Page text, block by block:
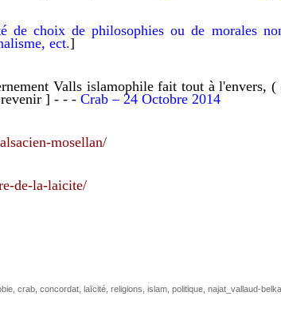
choix de philosophies ou de morales
ect.]
Valls islamophile fait tout à l'envers, (
] - - - Crab – 24 Octobre 2014
mosellan/
de-la-laicite/
crab concordat laïcité religions islam politique najat_vallaud-